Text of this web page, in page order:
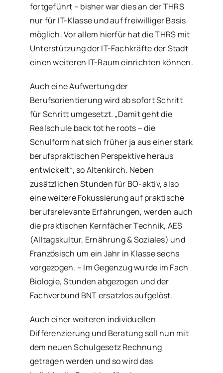
fortgeführt – bisher war dies an der THRS
nur für IT-Klasse und auf freiwilliger Basis
möglich. Vor allem hierfür hat die THRS mit
Unterstützung der IT-Fachkräfte der Stadt
einen weiteren IT-Raum einrichten können.
Auch eine Aufwertung der
Berufsorientierung wird ab sofort Schritt
für Schritt umgesetzt. „Damit geht die
Realschule back tot he roots – die
Schulform hat sich früher ja aus einer stark
berufspraktischen Perspektive heraus
entwickelt“, so Altenkirch. Neben
zusätzlichen Stunden für BO-aktiv, also
eine weitere Fokussierung auf praktische
berufsrelevante Erfahrungen, werden auch
die praktischen Kernfächer Technik, AES
(Alltagskultur, Ernährung & Soziales) und
Französisch um ein Jahr in Klasse sechs
vorgezogen. – Im Gegenzug wurde im Fach
Biologie, Stunden abgezogen und der
Fachverbund BNT ersatzlos aufgelöst.
Auch einer weiteren individuellen
Differenzierung und Beratung soll nun mit
dem neuen Schulgesetz Rechnung
getragen werden und so wird das